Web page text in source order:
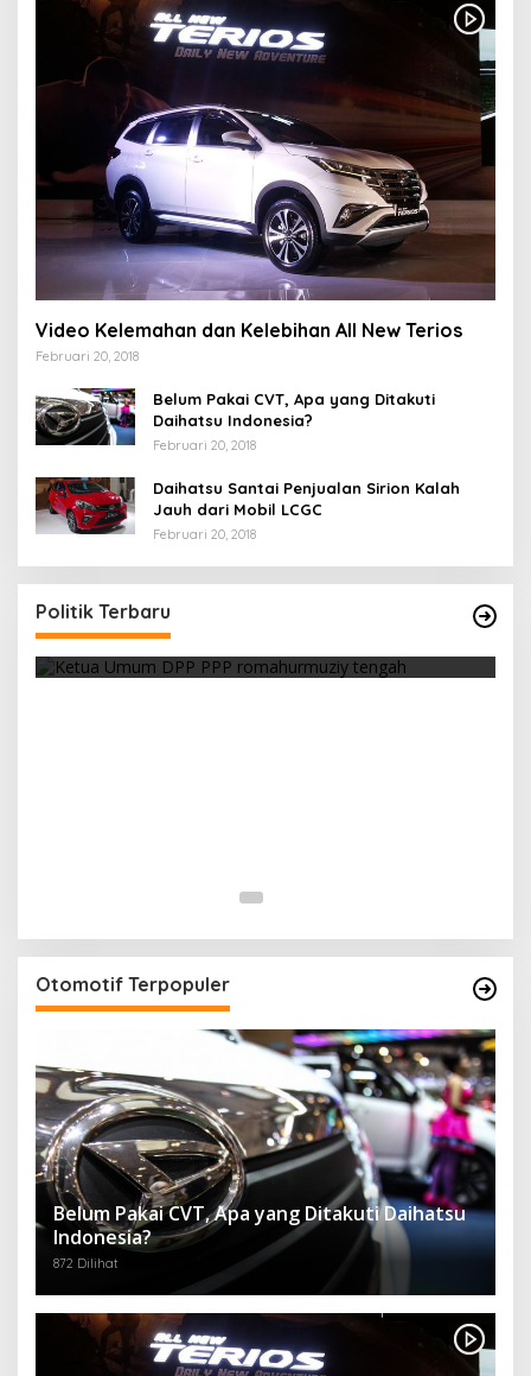
Video Kelemahan dan Kelebihan All New Terios
Februari 20, 2018
Belum Pakai CVT, Apa yang Ditakuti
Daihatsu Indonesia?
Februari 20, 2018
Daihatsu Santai Penjualan Sirion Kalah
Jauh dari Mobil LCGC
Februari 20, 2018
Politik Terbaru
Yasin
Otomotif Terpopuler
Belum Pakai CVT, Apa yang Ditakuti Daihatsu
Indonesia?
872 Dilihat